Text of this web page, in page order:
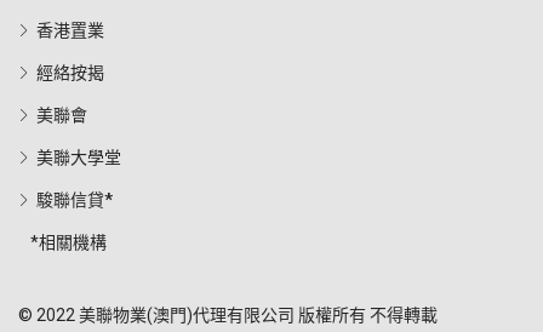
香港置業
經絡按揭
美聯會
美聯大學堂
駿聯信貸*
*相關機構
© 2022 美聯物業(澳門)代理有限公司 版權所有 不得轉載